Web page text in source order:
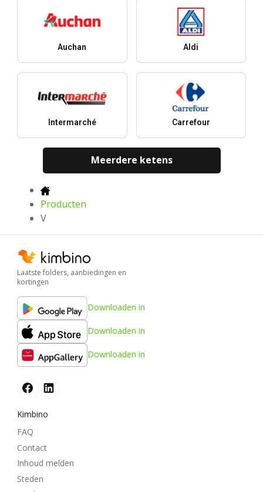
Auchan Aldi
Intermarché Carrefour
Meerdere ketens
Producten
V
Laatste folders, aanbiedingen en
kortingen
Downloaden in
Downloaden in
Downloaden in
Kimbino
FAQ
Contact
Inhoud melden
Steden